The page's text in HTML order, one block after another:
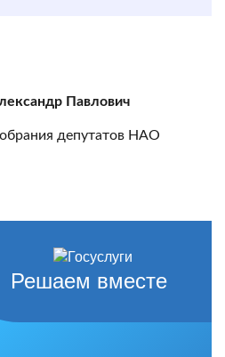
Павлович
депутатов НАО
Решаем вместе